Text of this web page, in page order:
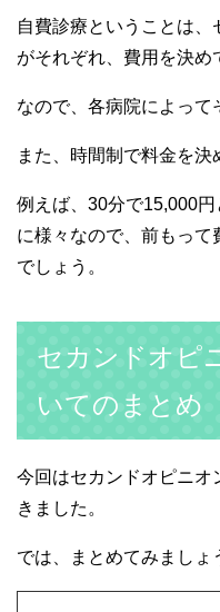
自費診療ということは
がそれぞれ、費用を決め
なので、各病院によって
また、時間制で料金を決
例えば、30分で15,000
に様々なので、前もって
でしょう。
セカンドオピ
いてのまとめ
今回はセカンドオピニオ
きました。
では、まとめてみましょ